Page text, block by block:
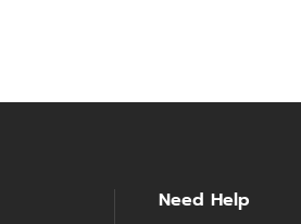
Need Help